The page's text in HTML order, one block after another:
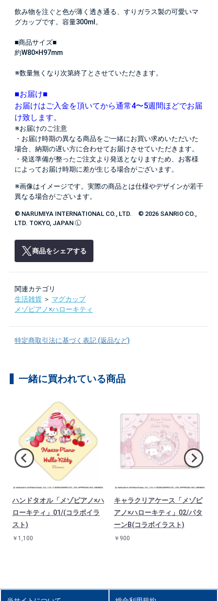
飲み物を注ぐと色が薄く透き通る、すりガラス製の可愛いマ
グカップです。容量300ml。
■商品サイズ■
約W80×H97mm
※数量無くなり次第終了とさせていただきます。
■お届け■
お届けはご入金を頂いてから通常4〜5週間ほどでお届
け致します。
※お届けのご注意
・お届け時期の異なる商品をご一緒にお買い求めいただいた
場合、納期の遅い方に合わせてお届けさせていただきます。
・発送準備が整ったご注文より発送となりますため、お客様
によってお届け時期に差が生じる場合がございます。
※画像はイメージです。実際の商品とは仕様やデザインが若干
異なる場合がございます。
© NARUMIYA INTERNATIONAL CO., LTD. © 2026 SANRIO CO.,
LTD. TOKYO, JAPAN Ⓛ
商品をシェアする
関連カテゴリ
生活雑貨 ＞ マグカップ
メゾピアノ×ハローキティ
特定商取引法に基づく表記 (返品など)
一緒に買われている商品
ハンドタオル「メゾピアノ×ハ
ローキティ」01/(コラボイラ
スト)
￥1,100
キャラクリアケース「メゾピ
アノ×ハローキティ」02/パタ
ーンB(コラボイラスト)
￥900